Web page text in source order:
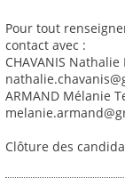
Pour tout
contact avec :
CHAVANIS
ARMAND Mélanie
Clôture des